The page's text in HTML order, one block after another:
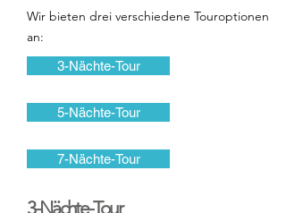
Wir bieten drei verschiedene Touroptionen
an:
3-Nächte-Tour
5-Nächte-Tour
7-Nächte-Tour
3-Nächte-Tour